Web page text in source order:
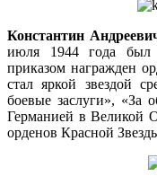
Константин
июля 1944 года был
приказом награжден
стал яркой звездой
боевые заслуги», «За
Германией в Великой
орденов Красной